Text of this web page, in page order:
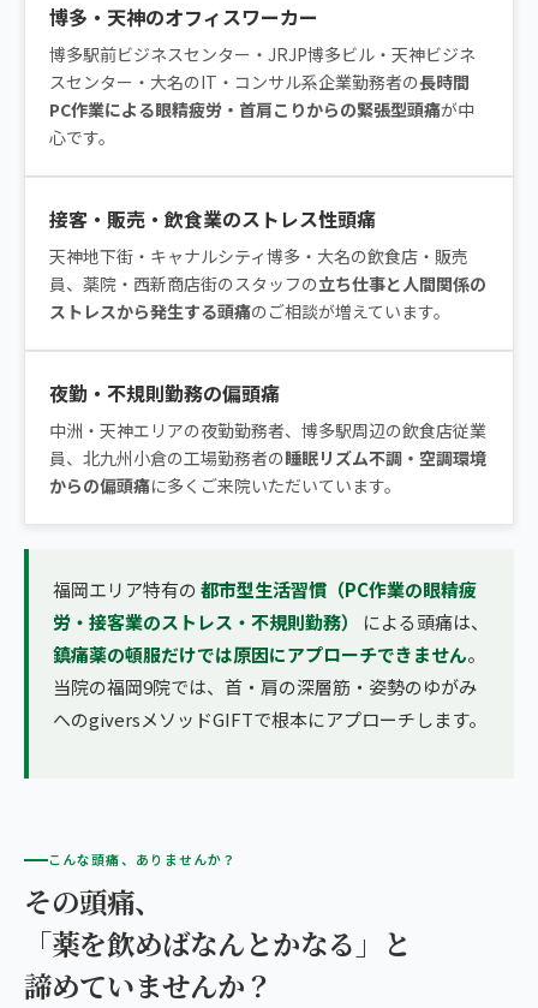
博多・天神のオフィスワーカー
博多駅前ビジネスセンター・JRJP博多ビル・天神ビジネ
スセンター・大名のIT・コンサル系企業勤務者の長時間
PC作業による眼精疲労・首肩こりからの緊張型頭痛が中
心です。
接客・販売・飲食業のストレス性頭痛
天神地下街・キャナルシティ博多・大名の飲食店・販売
員、薬院・西新商店街のスタッフの立ち仕事と人間関係の
ストレスから発生する頭痛のご相談が増えています。
夜勤・不規則勤務の偏頭痛
中洲・天神エリアの夜勤勤務者、博多駅周辺の飲食店従業
員、北九州小倉の工場勤務者の睡眠リズム不調・空調環境
からの偏頭痛に多くご来院いただいています。
福岡エリア特有の 都市型生活習慣（PC作業の眼精疲
労・接客業のストレス・不規則勤務）
による頭痛は、
鎮痛薬の頓服だけでは原因にアプローチできません。
当院の福岡9院では、首・肩の深層筋・姿勢のゆがみ
へのgiversメソッドGIFTで根本にアプローチします。
こんな頭痛、ありませんか？
その頭痛、
「薬を飲めばなんとかなる」と
諦めていませんか？